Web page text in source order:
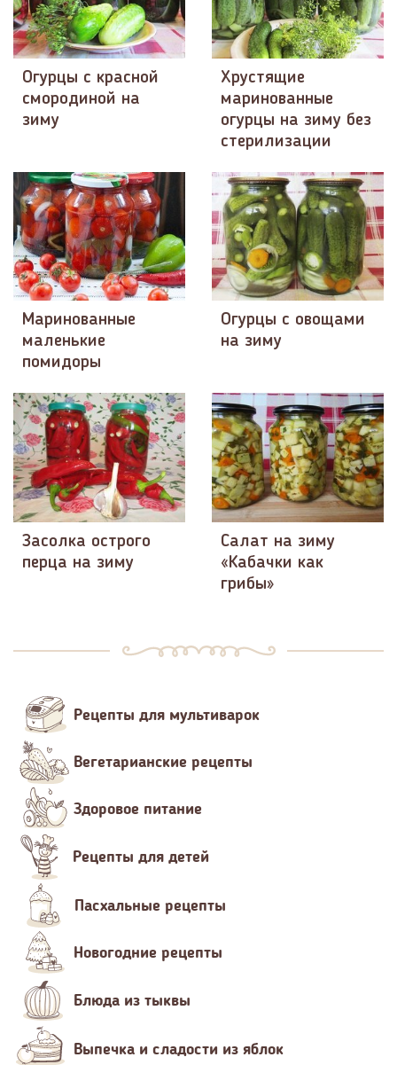
Огурцы с красной
смородиной на
зиму
Хрустящие
маринованные
огурцы на зиму без
стерилизации
Маринованные
маленькие
помидоры
Огурцы с овощами
на зиму
Засолка острого
перца на зиму
Салат на зиму
«Кабачки как
грибы»
Рецепты для мультиварок
Вегетарианские рецепты
Здоровое питание
Рецепты для детей
Пасхальные рецепты
Новогодние рецепты
Блюда из тыквы
Выпечка и сладости из яблок